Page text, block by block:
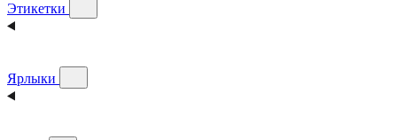
Этикетки
Ярлыки